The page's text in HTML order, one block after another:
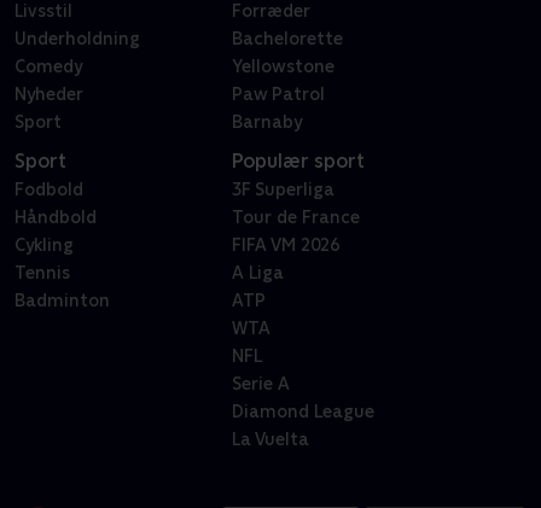
Livsstil
Underholdning
Comedy
Nyheder
Sport
Forræder
Bachelorette
Yellowstone
Paw Patrol
Barnaby
Sport
Fodbold
Håndbold
Cykling
Tennis
Badminton
Populær sport
3F Superliga
Tour de France
FIFA VM 2026
A Liga
ATP
WTA
NFL
Serie A
Diamond League
La Vuelta